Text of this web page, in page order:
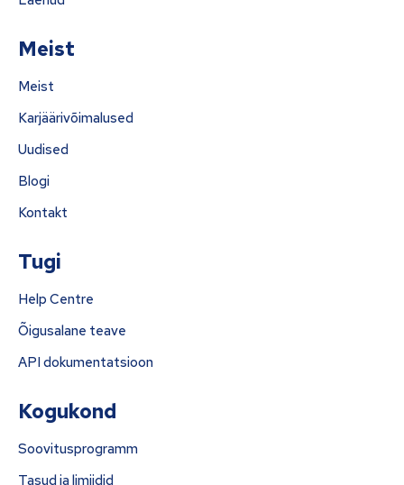
Meist
Meist
Karjäärivõimalused
Uudised
Blogi
Kontakt
Tugi
Help Centre
Õigusalane teave
API dokumentatsioon
Kogukond
Soovitusprogramm
Tasud ja limiidid